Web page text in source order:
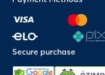
Secure purchase